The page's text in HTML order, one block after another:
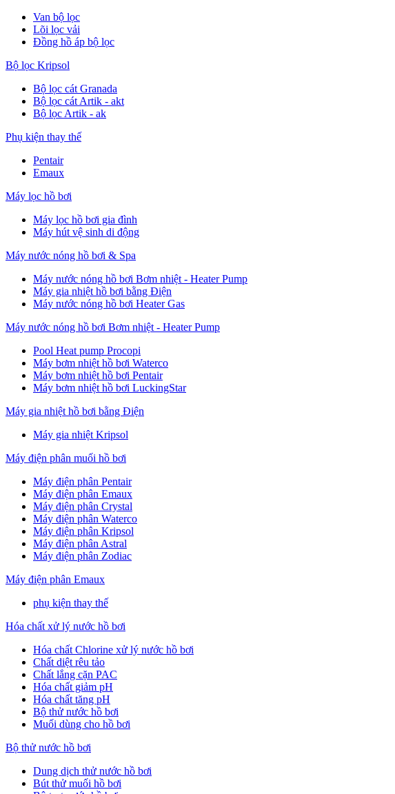
Van bộ lọc
Lõi lọc vải
Đồng hồ áp bộ lọc
Bộ lọc Kripsol
Bộ lọc cát Granada
Bộ lọc cát Artik - akt
Bộ lọc Artik - ak
Phụ kiện thay thế
Pentair
Emaux
Máy lọc hồ bơi
Máy lọc hồ bơi gia đình
Máy hút vệ sinh di động
Máy nước nóng hồ bơi & Spa
Máy nước nóng hồ bơi Bơm nhiệt - Heater Pump
Máy gia nhiệt hồ bơi bằng Điện
Máy nước nóng hồ bơi Heater Gas
Máy nước nóng hồ bơi Bơm nhiệt - Heater Pump
Pool Heat pump Procopi
Máy bơm nhiệt hồ bơi Waterco
Máy bơm nhiệt hồ bơi Pentair
Máy bơm nhiệt hồ bơi LuckingStar
Máy gia nhiệt hồ bơi bằng Điện
Máy gia nhiệt Kripsol
Máy điện phân muối hồ bơi
Máy điện phân Pentair
Máy điện phân Emaux
Máy điện phân Crystal
Máy điện phân Waterco
Máy điện phân Kripsol
Máy điện phân Astral
Máy điện phân Zodiac
Máy điện phân Emaux
phụ kiện thay thế
Hóa chất xử lý nước hồ bơi
Hóa chất Chlorine xử lý nước hồ bơi
Chất diệt rêu tảo
Chất lắng cặn PAC
Hóa chất giảm pH
Hóa chất tăng pH
Bộ thử nước hồ bơi
Muối dùng cho hồ bơi
Bộ thử nước hồ bơi
Dung dịch thử nước hồ bơi
Bút thử muối hồ bơi